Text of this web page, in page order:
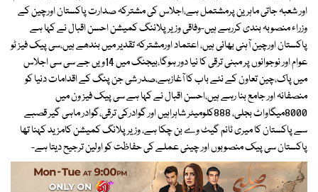
اور شعبہ جاتی ماہرین پرمشتمل ہے،اجلاس کی مشترکہ صدارت پاکستان اورچین کے
وزراء منصوبہ بندی کررہے ہیں-وفاقی وزیر پلاننگ کمیشن احسن اقبال نے کہا ہے
پاکستان اورچین آہنی بھائی ہیں، اعتماد اورمشترکہ تقدیر میں بندھے ہیں،سی پیک فیز ٹو
عوام اور نوجوانوں پر مبنی ترقی کا نیا دور ہوگا،بیجنگ میں 14ویں جے سی سی اجلاس
میں پاک،چین تعاون کے نئے باب کا آغازہے،صدر شی جن پنگ کے اقدامات دنیا کو
منصفانہ اور جامع بنا رہے ہیں،احسن اقبال نے کہا ہے سی پیک فیز ون میں
8000میگاواٹ بجلی، 888کلومیٹر شاہراہیں اور گوادرکی ترقی،گوادر ماہی گیر قصبے
سے پاکستان کا میری ٹائم گیٹ وے بن چکا ہے، وزیر پلانگ کمیشن کامزید کہنا تھا
پاکستان سی پیک منصوبوں اور چینی عملے کی حفاظت کو اولین ترجیح دیتا ہے-